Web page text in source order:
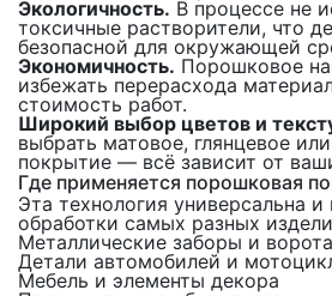
Экологичность. В процессе не
токсичные растворители, что
безопасной для окружающей
Экономичность. Порошковое
избежать перерасхода
стоимость работ.
Широкий выбор цветов и
выбрать матовое, глянцевое
покрытие — всё зависит от
Где применяется порошковая
Эта технология универсальна
обработки самых разных
Металлические заборы и ворота
Детали автомобилей и
Мебель и элементы декора